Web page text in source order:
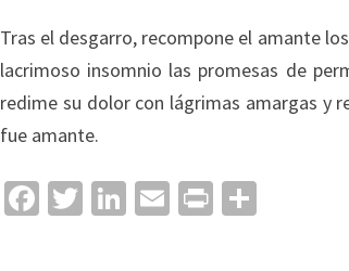
Tras el desgarro, recompone el amante
lacrimoso insomnio las promesas de
redime su dolor con lágrimas amargas y
fue amante.
Fa T
Li
E
Pr